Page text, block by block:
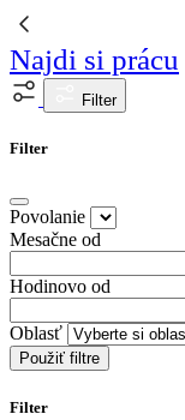
Najdi si prácu
Filter
Filter
Povolanie
Mesačne od
Hodinovo od
Oblasť
Použiť filtre
Filter